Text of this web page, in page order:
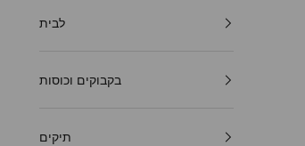
לבית
בקבוקים וכוסות
תיקים